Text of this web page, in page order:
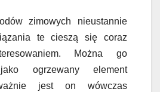
zimowych nieustannie
te cieszą się coraz
Można go
ogrzewany element
jest on wówczas